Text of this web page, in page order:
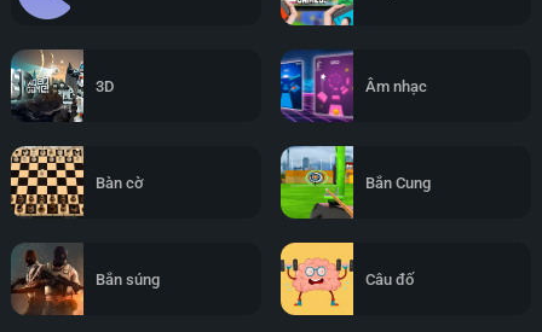
3D Âm nhạc
Bàn cờ Bắn Cung
Bắn súng Câu đố